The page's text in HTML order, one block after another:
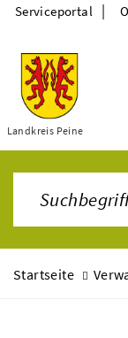
Themen
Landkreis Peine
Serviceportal |
Startseite